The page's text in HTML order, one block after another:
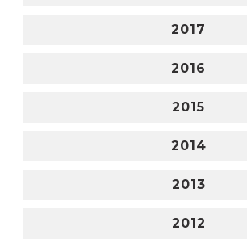
2017
2016
2015
2014
2013
2012